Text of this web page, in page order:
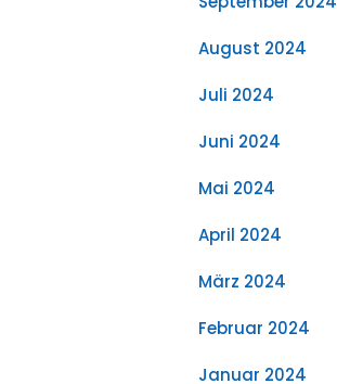
August 2024
Juli 2024
Juni 2024
Mai 2024
April 2024
März 2024
Februar 2024
Januar 2024